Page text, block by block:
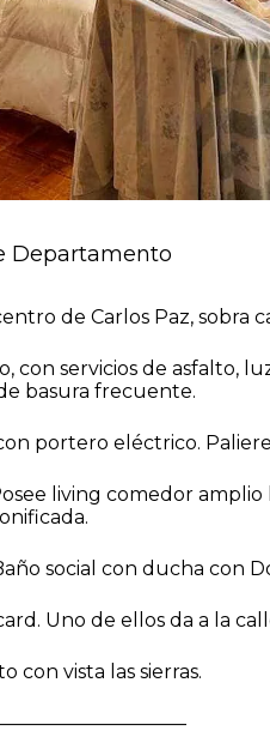
Departamento
de Carlos Paz, sobra
con servicios de asfalto,
basura frecuente.
portero eléctrico.
living comedor
social con ducha con
Uno de ellos da a la
con vista las sierras.